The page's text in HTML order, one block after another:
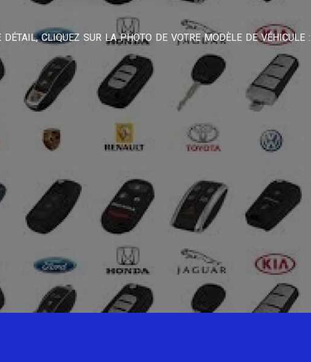
CLIQUEZ SUR LA PHOTO DE VOTRE MODÈLE DE VÉHICULE :